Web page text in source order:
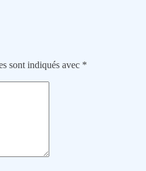
sont indiqués avec *